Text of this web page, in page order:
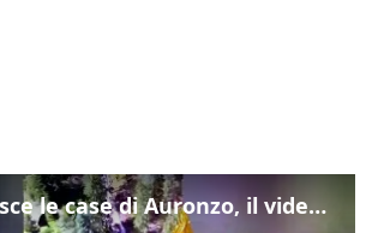
Frana lambisce le case di Auronzo, il video dall'elicottero dei vigili del fuoco